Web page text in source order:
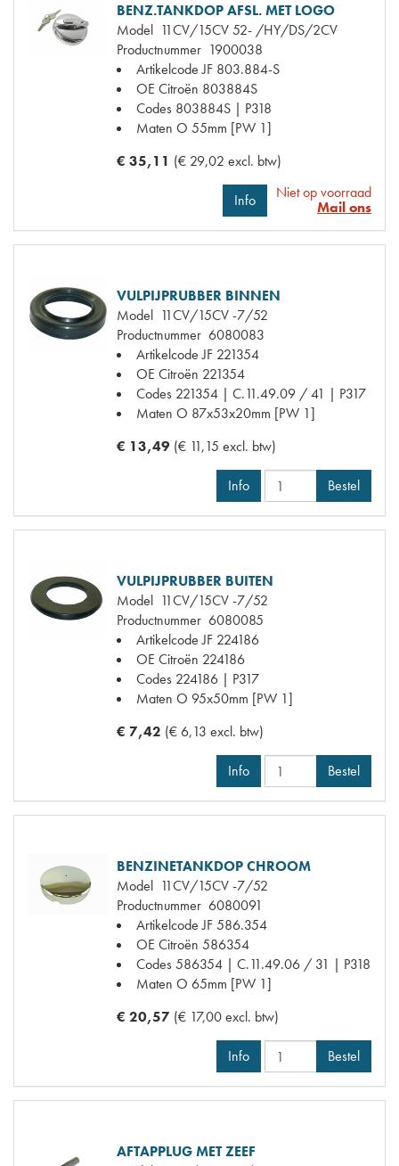
BENZ.TANKDOP AFSL. MET LOGO
Model 11CV/15CV 52- /HY/DS/2CV
Productnummer 1900038
Artikelcode JF 803.884-S
OE Citroën 803884S
Codes 803884S | P318
Maten O 55mm [PW 1]
€ 35,11 (€ 29,02 excl. btw)
Info
Niet op voorraad
Mail ons
VULPIJPRUBBER BINNEN
Model 11CV/15CV -7/52
Productnummer 6080083
Artikelcode JF 221354
OE Citroën 221354
Codes 221354 | C.11.49.09 / 41 | P317
Maten O 87x53x20mm [PW 1]
€ 13,49 (€ 11,15 excl. btw)
Info Bestel
VULPIJPRUBBER BUITEN
Model 11CV/15CV -7/52
Productnummer 6080085
Artikelcode JF 224186
OE Citroën 224186
Codes 224186 | P317
Maten O 95x50mm [PW 1]
€ 7,42 (€ 6,13 excl. btw)
Info Bestel
BENZINETANKDOP CHROOM
Model 11CV/15CV -7/52
Productnummer 6080091
Artikelcode JF586.354
OE Citroën 586354
Codes586354 | C.11.49.06 / 31 | P318
Maten O 65mm [PW 1]
€ 20,57 (€ 17,00 excl. btw)
Info Bestel
AFTAPPLUG MET ZEEF